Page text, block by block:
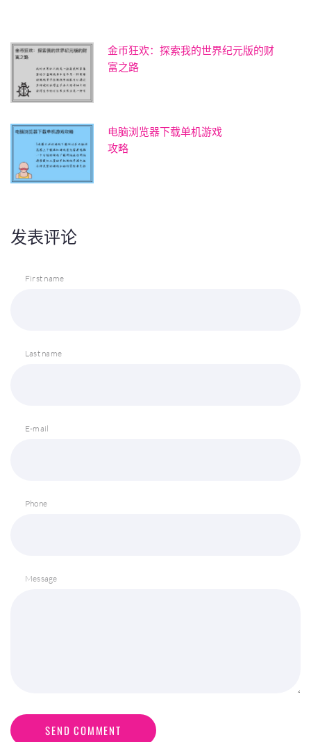
金币狂欢：探索我的世界纪元版的财
富之路
电脑浏览器下载单机游戏
攻略
发表评论
First name
Last name
E-mail
Phone
Message
SEND COMMENT